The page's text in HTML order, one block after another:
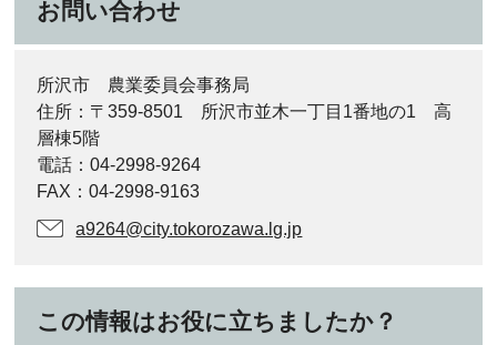
お問い合わせ
所沢市 農業委員会事務局
住所：〒359-8501 所沢市並木一丁目1番地の1 高
層棟5階
電話：04-2998-9264
FAX：04-2998-9163
a9264@city.tokorozawa.lg.jp
この情報はお役に立ちましたか？